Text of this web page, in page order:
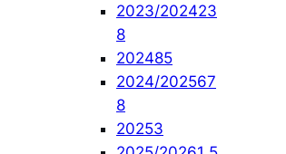
2023/202423
8
202485
2024/202567
8
20253